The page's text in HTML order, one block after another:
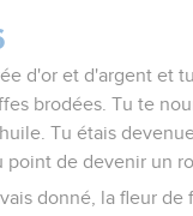
d'or et d'argent et
brodées. Tu te
Tu étais
point de devenir un
donné, la fleur